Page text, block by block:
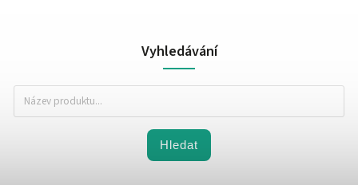
Vyhledávání
Hledat